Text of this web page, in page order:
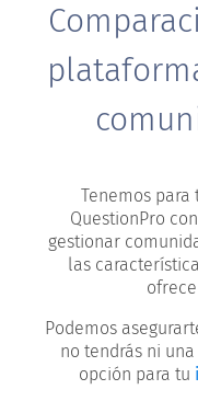
Tenemos
QuestionPro
gestionar
las
Podemos
no tendrás ni
opción para tu